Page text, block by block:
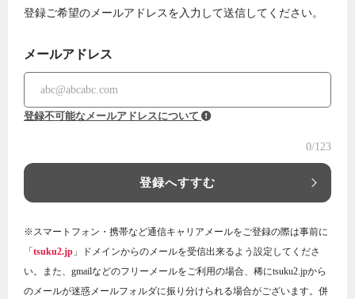
登録ご希望のメールアドレスを入力して送信してください。
メールアドレス
登録不可能なメールアドレスについて
0/123
登録へすすむ
※スマートフォン・携帯など通信キャリアメールをご登録の際は事前に
「 tsuku2.jp 」ドメインからのメールを受信出来るよう設定してくださ
い。また、gmailなどのフリーメールをご利用の場合、稀にtsuku2.jpから
のメールが迷惑メールフォルダに振り分けられる場合がございます。併